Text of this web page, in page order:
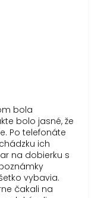
z 5 hviezdičiek.
z 5 hviezdičiek.
bola
bolo jasné, že
Po telefonáte
ich
na dobierku s
vybavia.
čakali na